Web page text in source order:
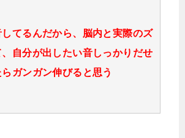
てるんだから、脳内と実際のズ
自分が出したい音しっかりだせ
ガンガン伸びると思う